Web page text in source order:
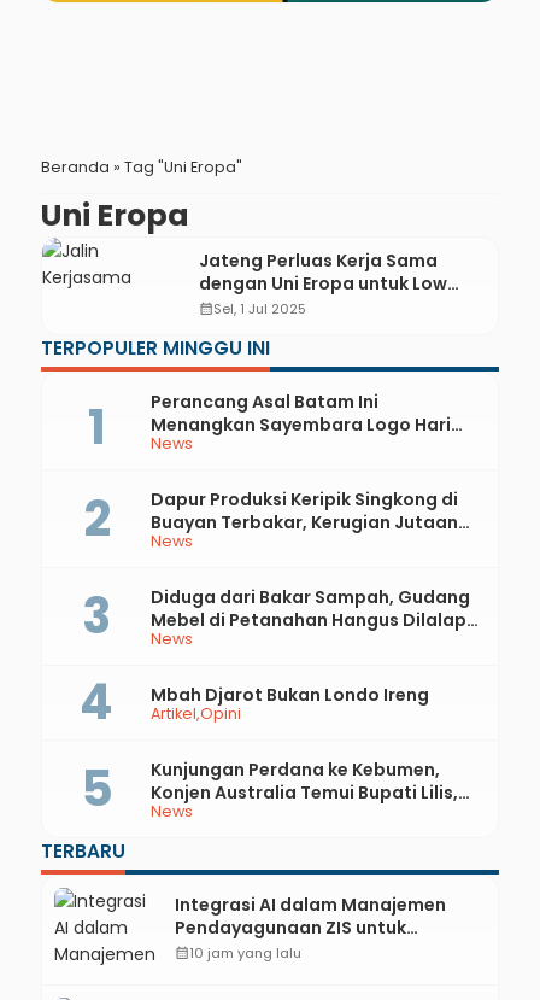
Beranda » Tag "Uni Eropa"
Uni Eropa
Jateng Perluas Kerja Sama
dengan Uni Eropa untuk Low
Carbon Rice
calendar_monthSel, 1 Jul 2025
TERPOPULER MINGGU INI
News
Perancang Asal Batam Ini
Menangkan Sayembara Logo Hari
Jadi ke-397 Kabupaten Kebumen
News
Dapur Produksi Keripik Singkong di
Buayan Terbakar, Kerugian Jutaan
Rupiah
News
Diduga dari Bakar Sampah, Gudang
Mebel di Petanahan Hangus Dilalap
Api
Artikel Opini
Mbah Djarot Bukan Londo Ireng
News
Kunjungan Perdana ke Kebumen,
Konjen Australia Temui Bupati Lilis,
Ini yang Dibahas
TERBARU
Integrasi AI dalam Manajemen
Pendayagunaan ZIS untuk
Mendukung Realisasi IKAL
calendar_month10 jam yang lalu